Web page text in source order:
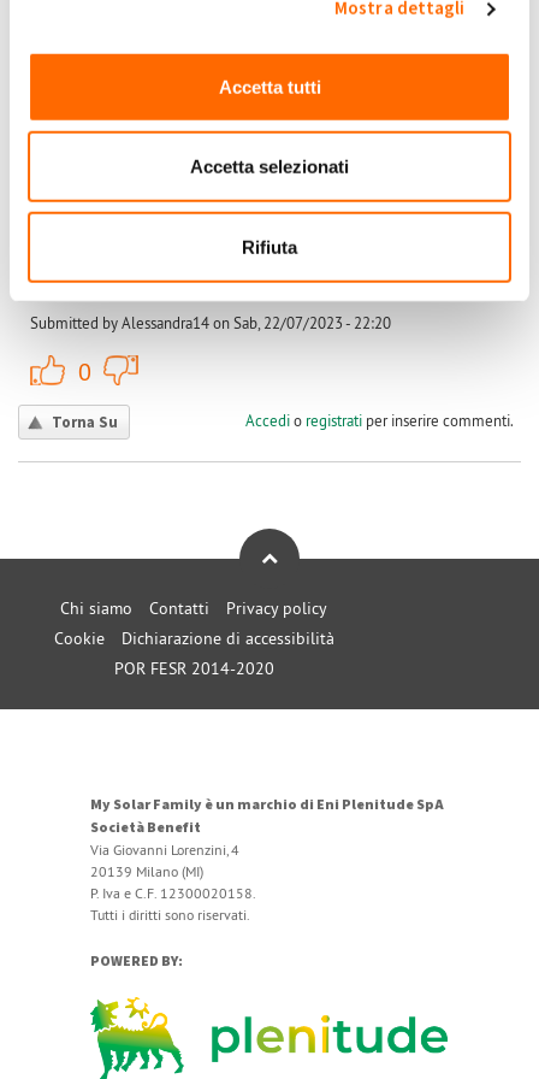
Mostra dettagli
Accetta tutti
Accetta selezionati
Rifiuta
Torna Su Accedioregistratiper inserire commenti.
Sab, 22/07/2023 - 22:20 (Reply to #3) #4
Rimbotso
Hai capito poi perché il secondo anno sono scesi i pagamenti
Submitted by Alessandra14 on Sab, 22/07/2023 - 22:20
0
Torna Su Accedio registratiper inserire commenti.
Chi siamo Contatti
Privacy policy
Cookie
Dichiarazione di accessibilità
POR FESR 2014-2020
My Solar Family è un marchio di Eni Plenitude SpA
Società Benefit
Via Giovanni Lorenzini, 4
20139 Milano (MI)
P. Iva e C.F. 12300020158.
Tutti i diritti sono riservati.
POWERED BY: